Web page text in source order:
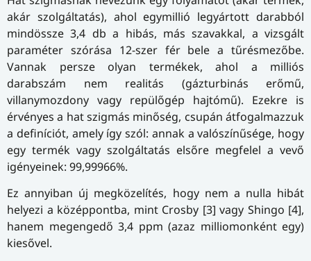
akár szolgáltatás), ahol egymillió legyártott darabból
mindössze 3,4 db a hibás, más szavakkal, a vizsgált
paraméter szórása 12-szer fér bele a tűrésmezőbe.
Vannak persze olyan termékek, ahol a milliós
darabszám nem realitás (gázturbinás erőmű,
villanymozdony vagy repülőgép hajtómű). Ezekre is
érvényes a hat szigmás minőség, csupán átfogalmazzuk
a definíciót, amely így szól: annak a valószínűsége, hogy
egy termék vagy szolgáltatás elsőre megfelel a vevő
igényeinek: 99,99966%.
Ez annyiban új megközelítés, hogy nem a nulla hibát
helyezi a középpontba, mint Crosby [3] vagy Shingo [4],
hanem megengedő 3,4 ppm (azaz milliomonként egy)
kiesővel.